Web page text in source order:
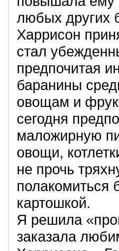
любых других
Харрисон
стал
предпочитая
баранины
овощам и
сегодня
маложирную
овощи,
не прочь
полакомиться
картошкой.
Я решила
заказала